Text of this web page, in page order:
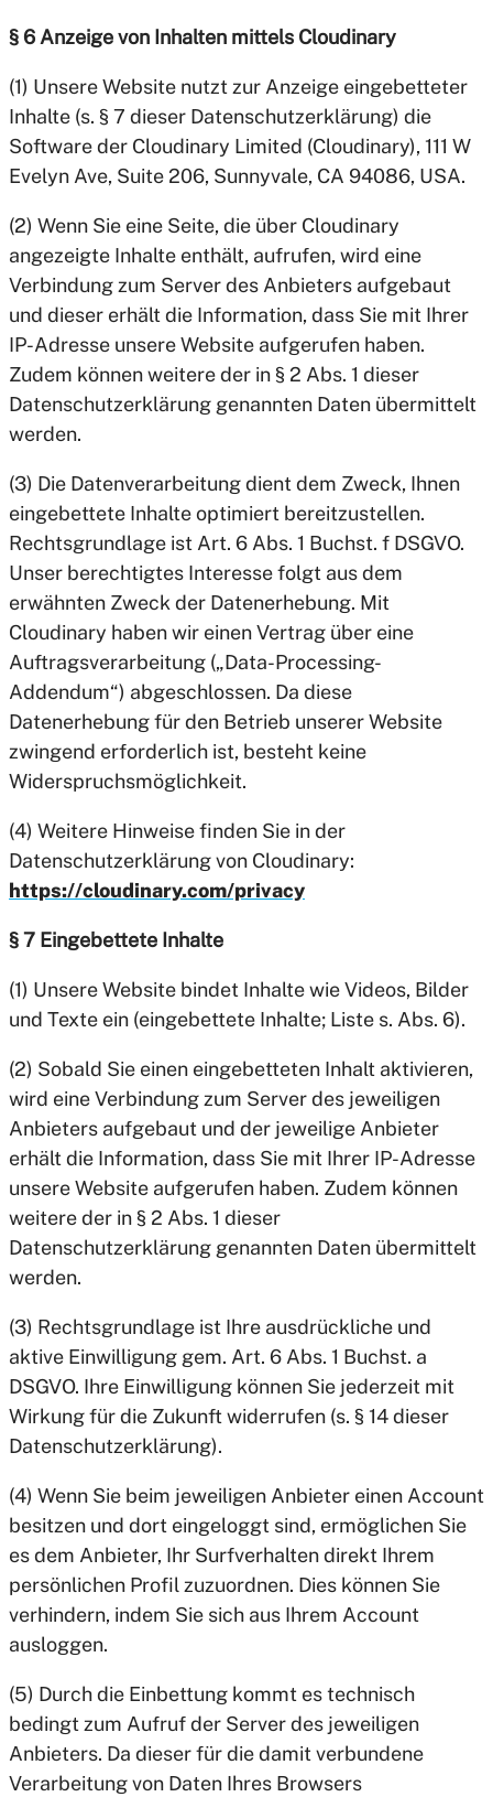
§ 6 Anzeige von Inhalten mittels Cloudinary
(1) Unsere Website nutzt zur Anzeige eingebetteter
Inhalte (s. § 7 dieser Datenschutzerklärung) die
Software der Cloudinary Limited (Cloudinary), 111 W
Evelyn Ave, Suite 206, Sunnyvale, CA 94086, USA.
(2) Wenn Sie eine Seite, die über Cloudinary
angezeigte Inhalte enthält, aufrufen, wird eine
Verbindung zum Server des Anbieters aufgebaut
und dieser erhält die Information, dass Sie mit Ihrer
IP-Adresse unsere Website aufgerufen haben.
Zudem können weitere der in § 2 Abs. 1 dieser
Datenschutzerklärung genannten Daten übermittelt
werden.
(3) Die Datenverarbeitung dient dem Zweck, Ihnen
eingebettete Inhalte optimiert bereitzustellen.
Rechtsgrundlage ist Art. 6 Abs. 1 Buchst. f DSGVO.
Unser berechtigtes Interesse folgt aus dem
erwähnten Zweck der Datenerhebung. Mit
Cloudinary haben wir einen Vertrag über eine
Auftragsverarbeitung („Data-Processing-
Addendum“) abgeschlossen. Da diese
Datenerhebung für den Betrieb unserer Website
zwingend erforderlich ist, besteht keine
Widerspruchsmöglichkeit.
(4) Weitere Hinweise finden Sie in der
Datenschutzerklärung von Cloudinary:
https://cloudinary.com/privacy
§ 7 Eingebettete Inhalte
(1) Unsere Website bindet Inhalte wie Videos, Bilder
und Texte ein (eingebettete Inhalte; Liste s. Abs. 6).
(2) Sobald Sie einen eingebetteten Inhalt aktivieren,
wird eine Verbindung zum Server des jeweiligen
Anbieters aufgebaut und der jeweilige Anbieter
erhält die Information, dass Sie mit Ihrer IP-Adresse
unsere Website aufgerufen haben. Zudem können
weitere der in § 2 Abs. 1 dieser
Datenschutzerklärung genannten Daten übermittelt
werden.
(3) Rechtsgrundlage ist Ihre ausdrückliche und
aktive Einwilligung gem. Art. 6 Abs. 1 Buchst. a
DSGVO. Ihre Einwilligung können Sie jederzeit mit
Wirkung für die Zukunft widerrufen (s. § 14 dieser
Datenschutzerklärung).
(4) Wenn Sie beim jeweiligen Anbieter einen Account
besitzen und dort eingeloggt sind, ermöglichen Sie
es dem Anbieter, Ihr Surfverhalten direkt Ihrem
persönlichen Profil zuzuordnen. Dies können Sie
verhindern, indem Sie sich aus Ihrem Account
ausloggen.
(5) Durch die Einbettung kommt es technisch
bedingt zum Aufruf der Server des jeweiligen
Anbieters. Da dieser für die damit verbundene
Verarbeitung von Daten Ihres Browsers